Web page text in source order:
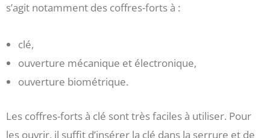
s’agit notamment des coffres-forts à :
clé,
ouverture mécanique et électronique,
ouverture biométrique.
Les coffres-forts à clé sont très faciles à utiliser. Pour
les ouvrir, il suffit d’insérer la clé dans la serrure et de